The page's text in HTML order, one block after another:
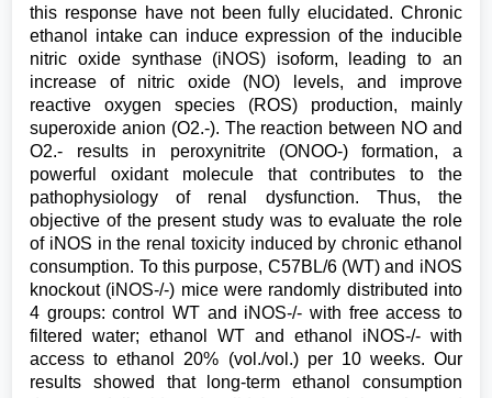
this response have not been fully elucidated. Chronic
ethanol intake can induce expression of the inducible
nitric oxide synthase (iNOS) isoform, leading to an
increase of nitric oxide (NO) levels, and improve
reactive oxygen species (ROS) production, mainly
superoxide anion (O2.-). The reaction between NO and
O2.- results in peroxynitrite (ONOO-) formation, a
powerful oxidant molecule that contributes to the
pathophysiology of renal dysfunction. Thus, the
objective of the present study was to evaluate the role
of iNOS in the renal toxicity induced by chronic ethanol
consumption. To this purpose, C57BL/6 (WT) and iNOS
knockout (iNOS-/-) mice were randomly distributed into
4 groups: control WT and iNOS-/- with free access to
filtered water; ethanol WT and ethanol iNOS-/- with
access to ethanol 20% (vol./vol.) per 10 weeks. Our
results showed that long-term ethanol consumption